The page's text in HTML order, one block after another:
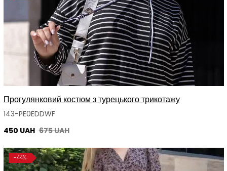
Прогулянковий костюм з турецького трикотажу
143-PE0EDDWF
450 UAH 675 UAH
-44%